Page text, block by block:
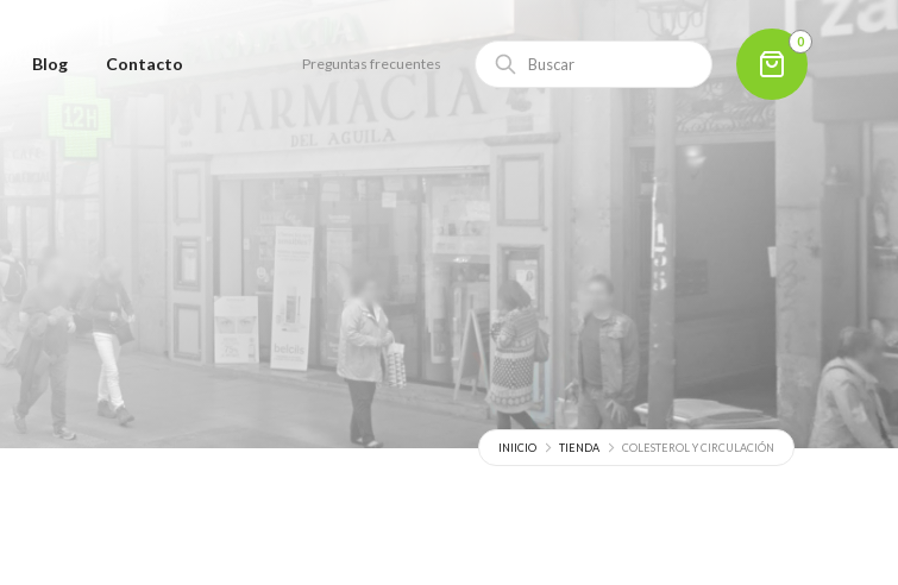
Blog Contacto Preguntas frecuentes
0
INIICIO TIENDA COLESTEROL Y CIRCULACIÓN